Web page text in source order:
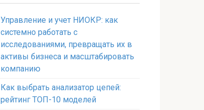
Управление и учет НИОКР: как
системно работать с
исследованиями, превращать их в
активы бизнеса и масштабировать
компанию
Как выбрать анализатор цепей:
рейтинг ТОП-10 моделей